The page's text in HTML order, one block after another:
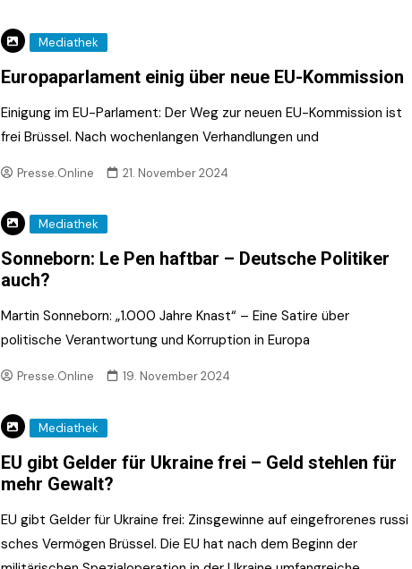
Mediathek
Europaparlament einig über neue EU-Kommission
Einigung im EU-Parlament: Der Weg zur neuen EU-Kommission ist
frei Brüssel. Nach wochenlangen Verhandlungen und
Presse.Online 21. November 2024
Mediathek
Sonneborn: Le Pen haftbar – Deutsche Politiker
auch?
Martin Sonneborn: „1.000 Jahre Knast“ – Eine Satire über
politische Verantwortung und Korruption in Europa
Presse.Online 19. November 2024
Mediathek
EU gibt Gelder für Ukraine frei – Geld stehlen für
mehr Gewalt?
EU gibt Gelder für Ukraine frei: Zinsgewinne auf eingefrorenes russi
sches Vermögen Brüssel. Die EU hat nach dem Beginn der